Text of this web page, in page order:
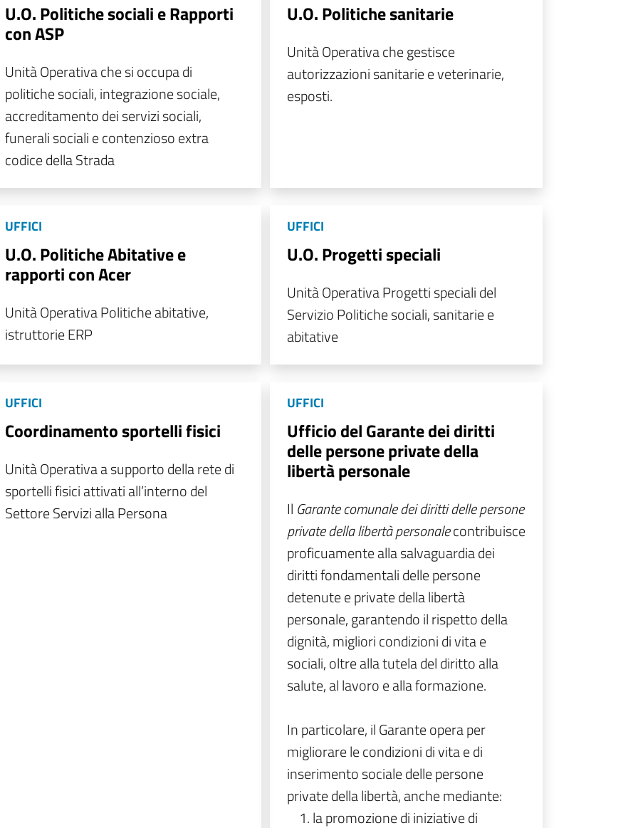
U.O. Politiche sociali e Rapporti
con ASP
Unità Operativa che si occupa di
politiche sociali, integrazione sociale,
accreditamento dei servizi sociali,
funerali sociali e contenzioso extra
codice della Strada
U.O. Politiche sanitarie
Unità Operativa che gestisce
autorizzazioni sanitarie e veterinarie,
esposti.
UFFICI
U.O. Politiche Abitative e
rapporti con Acer
Unità Operativa Politiche abitative,
istruttorie ERP
UFFICI
U.O. Progetti speciali
Unità Operativa Progetti speciali del
Servizio Politiche sociali, sanitarie e
abitative
UFFICI
Coordinamento sportelli fisici
Unità Operativa a supporto della rete di
sportelli fisici attivati all’interno del
Settore Servizi alla Persona
UFFICI
Ufficio del Garante dei diritti
delle persone private della
libertà personale
Il Garante comunale dei diritti delle persone
private della libertà personalecontribuisce
proficuamente alla salvaguardia dei
diritti fondamentali delle persone
detenute e private della libertà
personale, garantendo il rispetto della
dignità, migliori condizioni di vita e
sociali, oltre alla tutela del diritto alla
salute, al lavoro e alla formazione.
In particolare, il Garante opera per
migliorare le condizioni di vita e di
inserimento sociale delle persone
private della libertà, anche mediante:
la promozione di iniziative di